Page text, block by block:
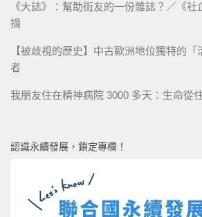
《大誌》：幫助街友的一份雜誌？／《
摘
【被歧視的歷史】中古歐洲地位獨特的
者
我朋友住在精神病院 3000 多天：生命從
認識永續發展，鎖定專欄！